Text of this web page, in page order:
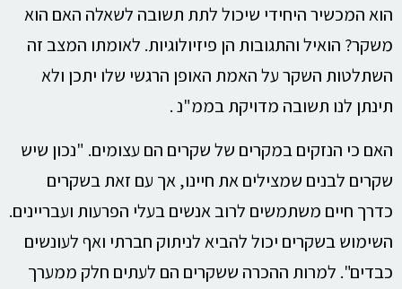
הוא המכשיר היחידי שיכול לתת תשובה לשאלה האם הוא
משקר? הואיל והתגובות הן פיזיולוגיות. לאומתו המצב זה
השתלטות השקר על האמת האופן הרגשי שלו יתכן ולא
תינתן לנו תשובה מדויקת בממ"נ .
האם כי הנזקים במקרים של שקרים הם עצומים. "נכון שיש
שקרים לבנים שמצילים את חיינו, אך עם זאת בשקרים
כדרך חיים משתמשים לרוב אנשים בעלי הפרעות ועבריינים.
השימוש בשקרים יכול להביא לניתוק חברתי ואף לעונשים
כבדים". למרות ההכרה ששקרים הם לעתים חלק ממערך